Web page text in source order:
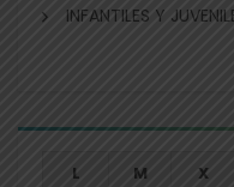
INFANTILES Y
L M X